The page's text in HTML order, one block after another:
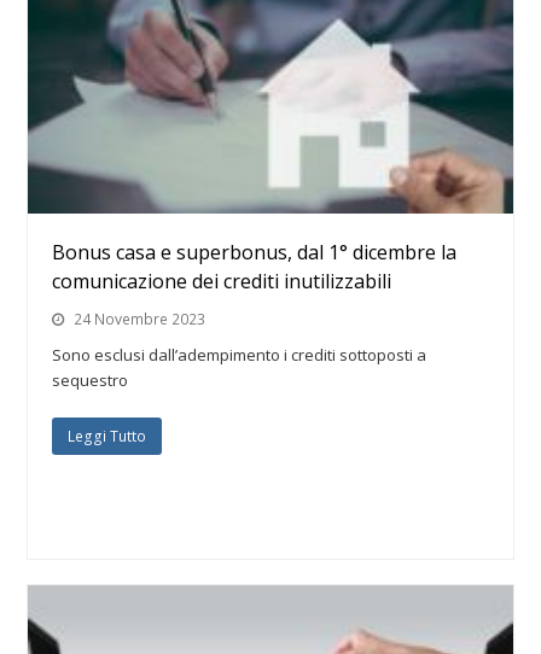
Bonus casa e superbonus, dal 1° dicembre la
comunicazione dei crediti inutilizzabili
24 Novembre 2023
Sono esclusi dall’adempimento i crediti sottoposti a
sequestro
Leggi Tutto